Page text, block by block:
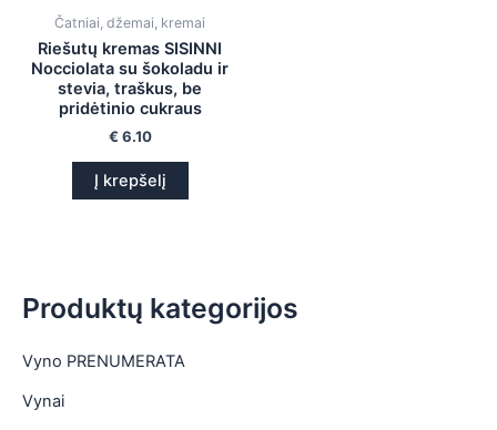
Produktų kategorijos
Vyno PRENUMERATA
Vynai
Čatniai, džemai, kremai
Riešutų kremas SISINNI
Nocciolata su šokoladu ir
stevia, traškus, be
pridėtinio cukraus
€ 6.10
Į krepšelį